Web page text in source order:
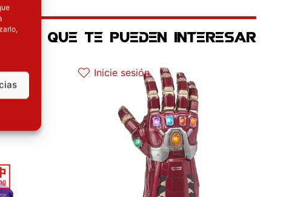
QUE TE PUEDEN INTERESAR
Inicie sesión